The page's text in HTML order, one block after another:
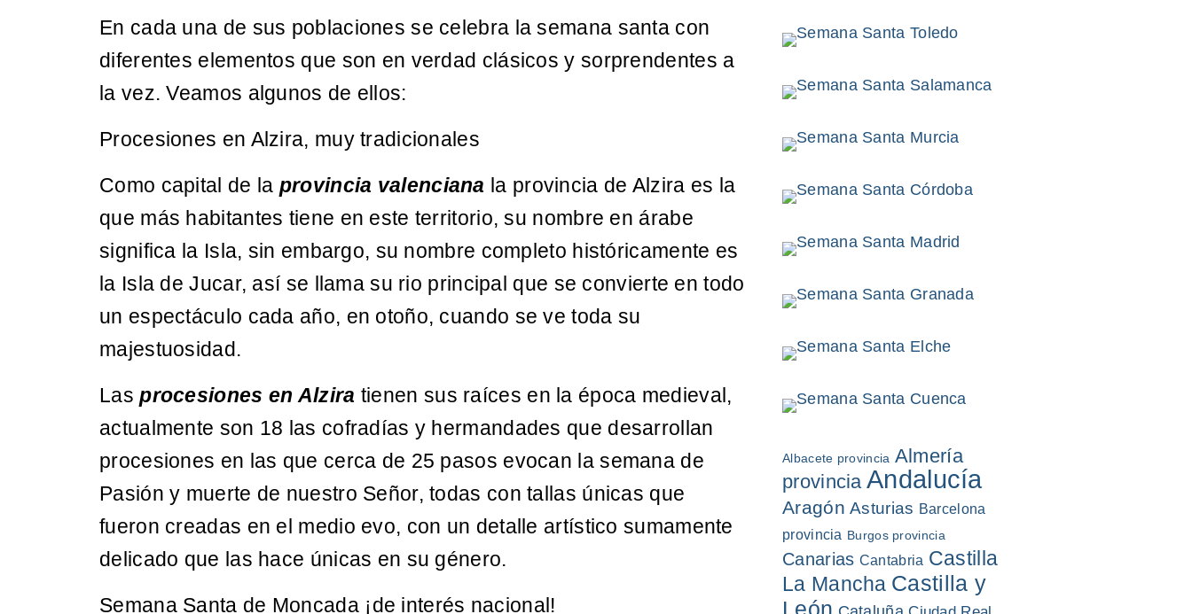
En cada una de sus poblaciones se celebra la semana santa con
diferentes elementos que son en verdad clásicos y sorprendentes a
la vez. Veamos algunos de ellos:
Procesiones en Alzira, muy tradicionales
Como capital de la provincia valenciana la provincia de Alzira es la
que más habitantes tiene en este territorio, su nombre en árabe
significa la Isla, sin embargo, su nombre completo históricamente es
la Isla de Jucar, así se llama su rio principal que se convierte en todo
un espectáculo cada año, en otoño, cuando se ve toda su
majestuosidad.
Lasprocesiones en Alzira tienen sus raíces en la época medieval,
actualmente son 18 las cofradías y hermandades que desarrollan
procesiones en las que cerca de 25 pasos evocan la semana de
Pasión y muerte de nuestro Señor, todas con tallas únicas que
fueron creadas en el medio evo, con un detalle artístico sumamente
delicado que las hace únicas en su género.
Semana Santa de Moncada ¡de interés nacional!
Albacete provincia Almería
provincia Andalucía
Aragón Asturias Barcelona
provincia Burgos provincia
Canarias Cantabria Castilla
La Mancha Castilla y
León